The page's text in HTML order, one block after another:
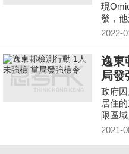
現
發，
微。
2022-
逸東
局發
政府
居住
限區
制檢
2021-